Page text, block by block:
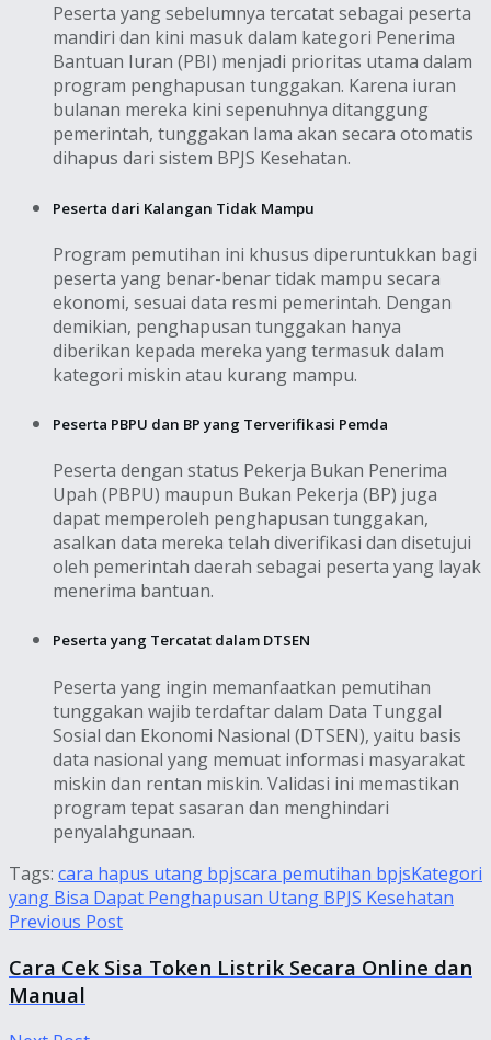
Peserta yang sebelumnya tercatat sebagai peserta
mandiri dan kini masuk dalam kategori Penerima
Bantuan Iuran (PBI) menjadi prioritas utama dalam
program penghapusan tunggakan. Karena iuran
bulanan mereka kini sepenuhnya ditanggung
pemerintah, tunggakan lama akan secara otomatis
dihapus dari sistem BPJS Kesehatan.
Peserta dari Kalangan Tidak Mampu
Program pemutihan ini khusus diperuntukkan bagi
peserta yang benar-benar tidak mampu secara
ekonomi, sesuai data resmi pemerintah. Dengan
demikian, penghapusan tunggakan hanya
diberikan kepada mereka yang termasuk dalam
kategori miskin atau kurang mampu.
Peserta PBPU dan BP yang Terverifikasi Pemda
Peserta dengan status Pekerja Bukan Penerima
Upah (PBPU) maupun Bukan Pekerja (BP) juga
dapat memperoleh penghapusan tunggakan,
asalkan data mereka telah diverifikasi dan disetujui
oleh pemerintah daerah sebagai peserta yang layak
menerima bantuan.
Peserta yang Tercatat dalam DTSEN
Peserta yang ingin memanfaatkan pemutihan
tunggakan wajib terdaftar dalam Data Tunggal
Sosial dan Ekonomi Nasional (DTSEN), yaitu basis
data nasional yang memuat informasi masyarakat
miskin dan rentan miskin. Validasi ini memastikan
program tepat sasaran dan menghindari
penyalahgunaan.
Tags: cara hapus utang bpjscara pemutihan bpjsKategori
yang Bisa Dapat Penghapusan Utang BPJS Kesehatan
Previous Post
Cara Cek Sisa Token Listrik Secara Online dan
Manual